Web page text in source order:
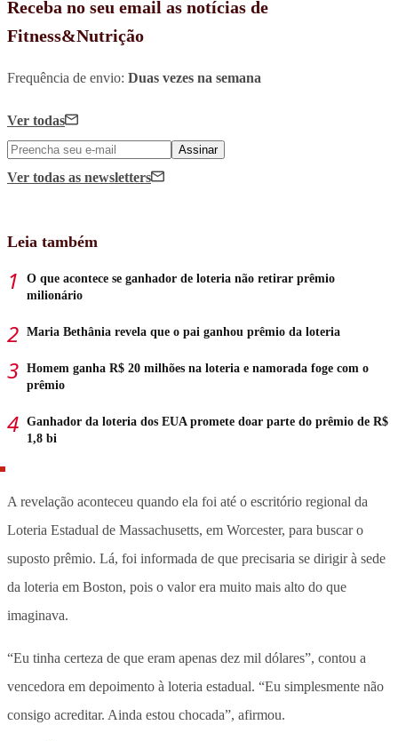
Receba no seu email as notícias de
Fitness&Nutrição
Frequência de envio: Duas vezes na semana
Ver todas
Assinar
Ver todas as newsletters
Leia também
O que acontece se ganhador de loteria não retirar prêmio
milionário
Maria Bethânia revela que o pai ganhou prêmio da loteria
Homem ganha R$ 20 milhões na loteria e namorada foge com o
prêmio
Ganhador da loteria dos EUA promete doar parte do prêmio de R$
1,8 bi
A revelação aconteceu quando ela foi até o escritório regional da
Loteria Estadual de Massachusetts, em Worcester, para buscar o
suposto prêmio. Lá, foi informada de que precisaria se dirigir à sede
da loteria em Boston, pois o valor era muito mais alto do que
imaginava.
“Eu tinha certeza de que eram apenas dez mil dólares”, contou a
vencedora em depoimento à loteria estadual. “Eu simplesmente não
consigo acreditar. Ainda estou chocada”, afirmou.